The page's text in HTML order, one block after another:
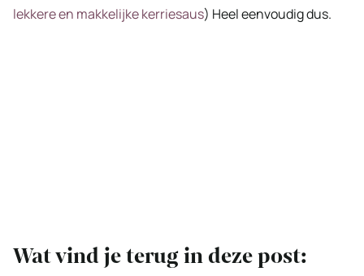
lekkere en makkelijke kerriesaus) Heel eenvoudig dus.
Wat vind je terug in deze post: